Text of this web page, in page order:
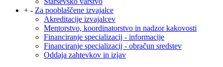
+ - Za pooblaščene izvajalce
Akreditacije izvajalcev
Mentorstvo, koordinatorstvo in nadzor kakovosti
Financiranje specializacij - informacije
Financiranje specializacij - obračun sredstev
Oddaja zahtevkov in izjav